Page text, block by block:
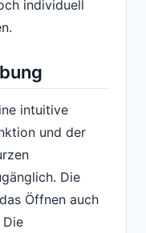
individuell
intuitive
und der
Die
Öffnen auch
Die